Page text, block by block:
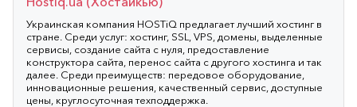
Украинская компания HOSTiQ предлагает лучший хостинг в
стране. Среди услуг: хостинг, SSL, VPS, домены, выделенные
сервисы, создание сайта с нуля, предоставление
конструктора сайта, перенос сайта с другого хостинга и так
далее. Среди преимуществ: передовое оборудование,
инновационные решения, качественный сервис, доступные
цены, круглосуточная техподдержка.